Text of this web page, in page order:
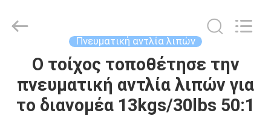
ΣΠΊΤΙ
ΠΡΟΪΌΝΤΑ
Πνευματική αντλία λιπών
Ο τοίχος τοποθέτησε την
πνευματική αντλία λιπών για
το διανομέα 13kgs/30lbs 50:1